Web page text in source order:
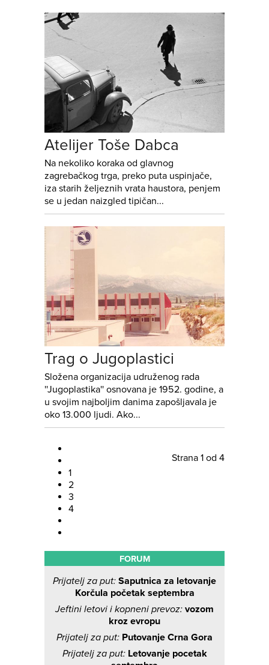
Atelijer Toše Dabca
Na nekoliko koraka od glavnog
zagrebačkog trga, preko puta uspinjače,
iza starih željeznih vrata haustora, penjem
se u jedan naizgled tipičan...
Trag o Jugoplastici
Složena organizacija udruženog rada
''Jugoplastika'' osnovana je 1952. godine, a
u svojim najboljim danima zapošljavala je
oko 13.000 ljudi. Ako...
Strana 1 od 4
1
2
3
4
FORUM
Prijatelj za put: Saputnica za letovanje
Korčula početak septembra
Jeftini letovi i kopneni prevoz: vozom
kroz evropu
Prijatelj za put: Putovanje Crna Gora
Prijatelj za put: Letovanje pocetak